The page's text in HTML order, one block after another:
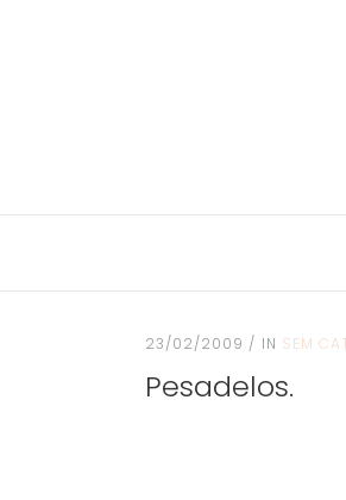
23/02/2009 IN SEM
Pesadelos.